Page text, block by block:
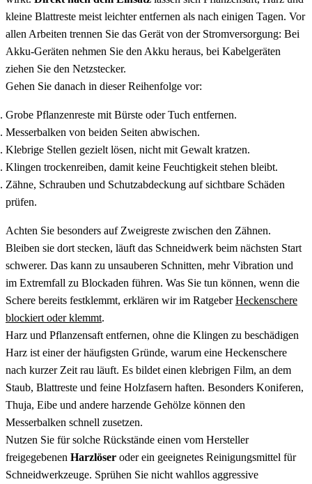
kleine Blattreste meist leichter entfernen als nach einigen Tagen. Vor
allen Arbeiten trennen Sie das Gerät von der Stromversorgung: Bei
Akku-Geräten nehmen Sie den Akku heraus, bei Kabelgeräten
ziehen Sie den Netzstecker.
Gehen Sie danach in dieser Reihenfolge vor:
Grobe Pflanzenreste mit Bürste oder Tuch entfernen.
Messerbalken von beiden Seiten abwischen.
Klebrige Stellen gezielt lösen, nicht mit Gewalt kratzen.
Klingen trockenreiben, damit keine Feuchtigkeit stehen bleibt.
Zähne, Schrauben und Schutzabdeckung auf sichtbare Schäden
prüfen.
Achten Sie besonders auf Zweigreste zwischen den Zähnen.
Bleiben sie dort stecken, läuft das Schneidwerk beim nächsten Start
schwerer. Das kann zu unsauberen Schnitten, mehr Vibration und
im Extremfall zu Blockaden führen. Was Sie tun können, wenn die
Schere bereits festklemmt, erklären wir im RatgeberHeckenschere
blockiert oder klemmt.
Harz und Pflanzensaft entfernen, ohne die Klingen zu beschädigen
Harz ist einer der häufigsten Gründe, warum eine Heckenschere
nach kurzer Zeit rau läuft. Es bildet einen klebrigen Film, an dem
Staub, Blattreste und feine Holzfasern haften. Besonders Koniferen,
Thuja, Eibe und andere harzende Gehölze können den
Messerbalken schnell zusetzen.
Nutzen Sie für solche Rückstände einen vom Hersteller
freigegebenen Harzlöser oder ein geeignetes Reinigungsmittel für
Schneidwerkzeuge. Sprühen Sie nicht wahllos aggressive